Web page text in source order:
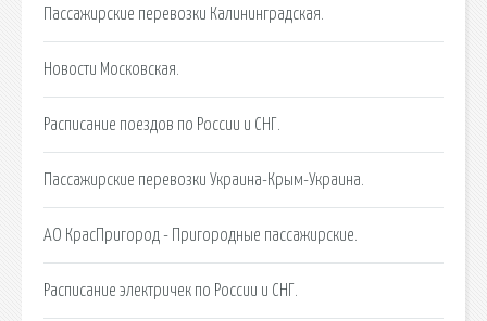
Пассажирские перевозки Калининградская.
Новости Московская.
Расписание поездов по России и СНГ.
Пассажирские перевозки Украина-Крым-Украина.
АО КрасПригород - Пригородные пассажирские.
Расписание электричек по России и СНГ.